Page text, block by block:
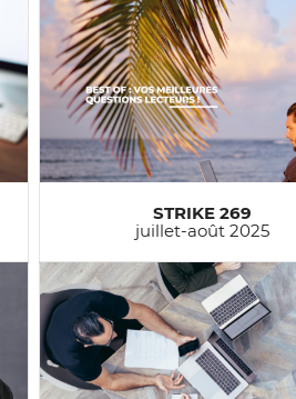
STRIKE 269
juillet-août 2025